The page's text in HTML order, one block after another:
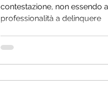
contestazione, non essendo
professionalità a delinquere